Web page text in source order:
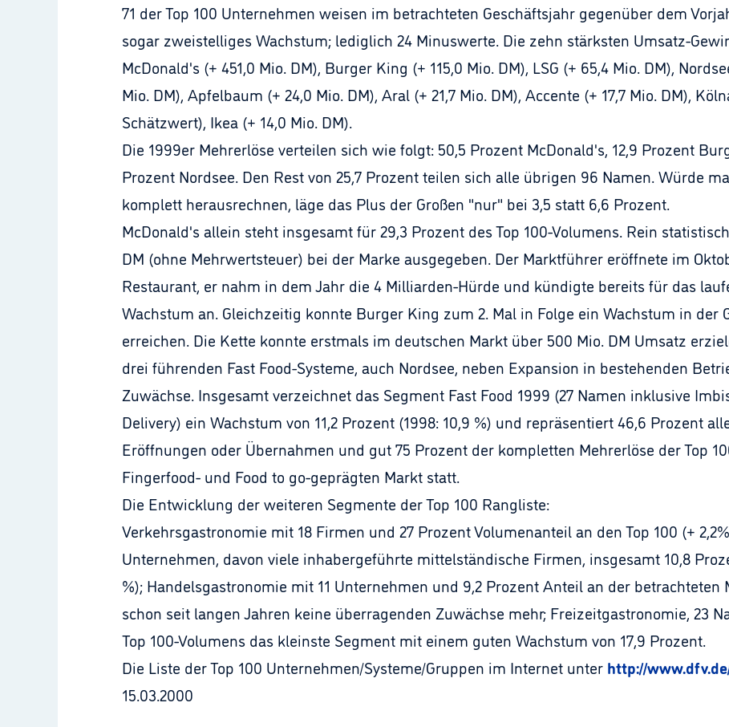
71 der Top 100 Unternehmen weisen im betrachteten Geschäftsjahr gegenüber dem
sogar zweistelliges Wachstum; lediglich 24 Minuswerte. Die zehn stärksten Umsatz-
McDonald's (+ 451,0 Mio. DM), Burger King (+ 115,0 Mio. DM), LSG (+ 65,4 Mio. DM),
Mio. DM), Apfelbaum (+ 24,0 Mio. DM), Aral (+ 21,7 Mio. DM), Accente (+ 17,7 Mio. DM),
Schätzwert), Ikea (+ 14,0 Mio. DM).
Die 1999er Mehrerlöse verteilen sich wie folgt: 50,5 Prozent McDonald's, 12,9 Prozent
Prozent Nordsee. Den Rest von 25,7 Prozent teilen sich alle übrigen 96 Namen. Würde
komplett herausrechnen, läge das Plus der Großen "nur" bei 3,5 statt 6,6 Prozent.
McDonald's allein steht insgesamt für 29,3 Prozent des Top 100-Volumens. Rein
DM (ohne Mehrwertsteuer) bei der Marke ausgegeben. Der Marktführer eröffnete im
Restaurant, er nahm in dem Jahr die 4 Milliarden-Hürde und kündigte bereits für das
Wachstum an. Gleichzeitig konnte Burger King zum 2. Mal in Folge ein Wachstum in der
erreichen. Die Kette konnte erstmals im deutschen Markt über 500 Mio. DM Umsatz
drei führenden Fast Food-Systeme, auch Nordsee, neben Expansion in bestehenden
Zuwächse. Insgesamt verzeichnet das Segment Fast Food 1999 (27 Namen inklusive
Delivery) ein Wachstum von 11,2 Prozent (1998: 10,9 %) und repräsentiert 46,6 Prozent
Eröffnungen oder Übernahmen und gut 75 Prozent der kompletten Mehrerlöse der Top
Fingerfood- und Food to go-geprägten Markt statt.
Die Entwicklung der weiteren Segmente der Top 100 Rangliste:
Verkehrsgastronomie mit 18 Firmen und 27 Prozent Volumenanteil an den Top 100 (+
Unternehmen, davon viele inhabergeführte mittelständische Firmen, insgesamt 10,8
%); Handelsgastronomie mit 11 Unternehmen und 9,2 Prozent Anteil an der betrachteten
schon seit langen Jahren keine überragenden Zuwächse mehr; Freizeitgastronomie, 23
Top 100-Volumens das kleinste Segment mit einem guten Wachstum von 17,9 Prozent.
Die Liste der Top 100 Unternehmen/Systeme/Gruppen im Internet unter http://
15.03.2000